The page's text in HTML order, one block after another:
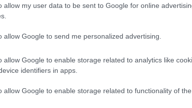
allow my user data to be sent to Google for online
allow Google to send me personalized advertising.
allow Google to enable storage related to analytics like
identifiers in apps.
allow Google to enable storage related to functionality of
ugrott a kakaó világpiaci ára, mert kevesebb
húsvét is többe kerülhet a vásárlóknak a megugrott
Ákos az őzgerincet kakaóval